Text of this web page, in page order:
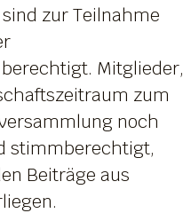
zur Teilnahme
Mitglieder,
zum
noch
stimmberechtigt,
Beiträge aus